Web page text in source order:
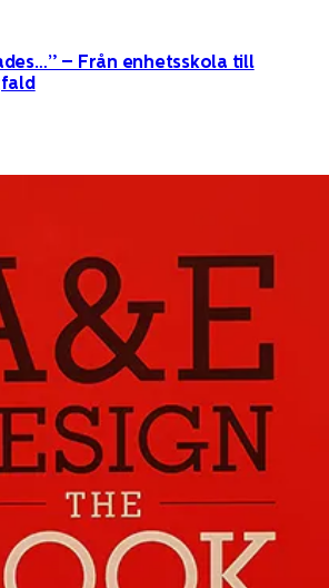
– Från enhetsskola till